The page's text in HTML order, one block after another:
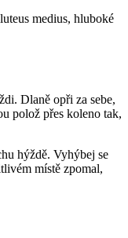
medius, hluboké
Dlaně opři za sebe,
polož přes koleno tak,
hýždě. Vyhýbej se
místě zpomal,